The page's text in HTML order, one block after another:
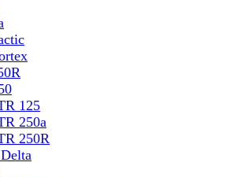
125
250a
250R